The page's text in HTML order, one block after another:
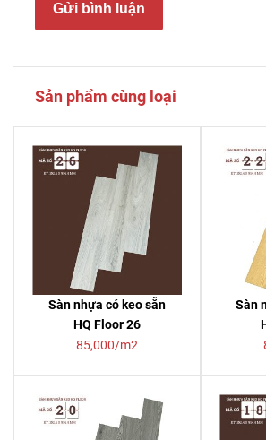
Gửi bình luận
Sản phẩm cùng loại
Sàn nhựa có keo sẵn
HQ Floor 26
85,000/m2
Sàn